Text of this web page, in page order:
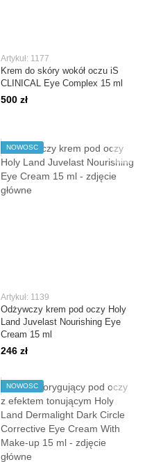
Artykuł: 1177
Krem do skóry wokół oczu iS
CLINICAL Eye Complex 15 ml
500 zł
NOWOŚĆ
Artykuł: 1139
Odżywczy krem pod oczy Holy
Land Juvelast Nourishing Eye
Cream 15 ml
246 zł
NOWOŚĆ